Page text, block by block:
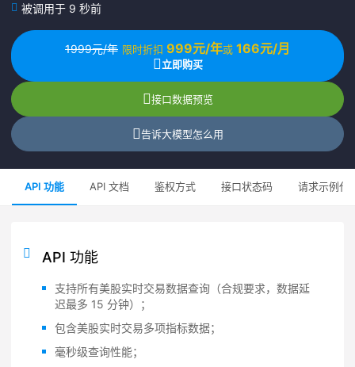
被调用于 9 秒前
1999元/年 限时折扣 999元/年或 166元/月
立即购买
接口数据预览
告诉大模型怎么用
API 功能 API 文档 鉴权方式 接口状态码 请求示例代
API 功能
支持所有美股实时交易数据查询（合规要求，数据延
迟最多 15 分钟）；
包含美股实时交易多项指标数据；
毫秒级查询性能；